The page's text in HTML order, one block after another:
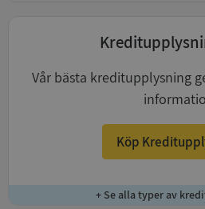
Vår bästa kreditupplysning
Köp
+ Se alla typer av